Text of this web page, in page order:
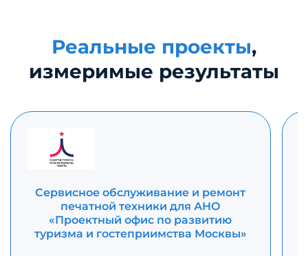
Реальные проекты,
измеримые результаты
Сервисное обслуживание и ремонт
печатной техники для АНО
«Проектный офис по развитию
туризма и гостеприимства Москвы»